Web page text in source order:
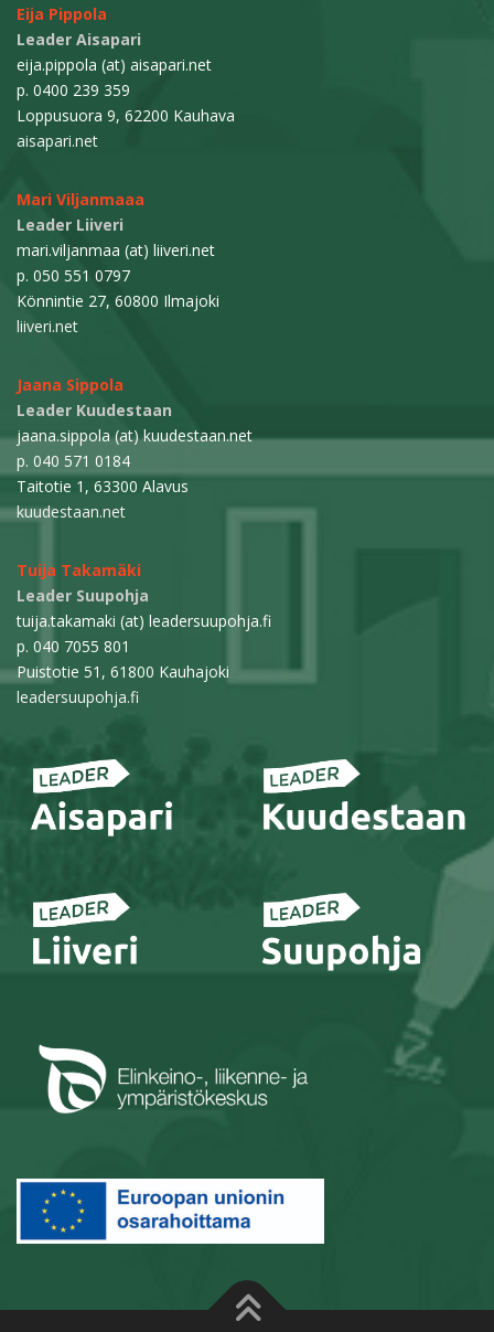
Eija Pippola
Leader Aisapari
eija.pippola (at) aisapari.net
p. 0400 239 359
Loppusuora 9, 62200 Kauhava
aisapari.net
Mari Viljanmaaa
Leader Liiveri
mari.viljanmaa (at) liiveri.net
p. 050 551 0797
Könnintie 27, 60800 Ilmajoki
liiveri.net
Jaana Sippola
Leader Kuudestaan
jaana.sippola (at) kuudestaan.net
p. 040 571 0184
Taitotie 1, 63300 Alavus
kuudestaan.net
Tuija Takamäki
Leader Suupohja
tuija.takamaki (at) leadersuupohja.fi
p. 040 7055 801
Puistotie 51, 61800 Kauhajoki
leadersuupohja.fi